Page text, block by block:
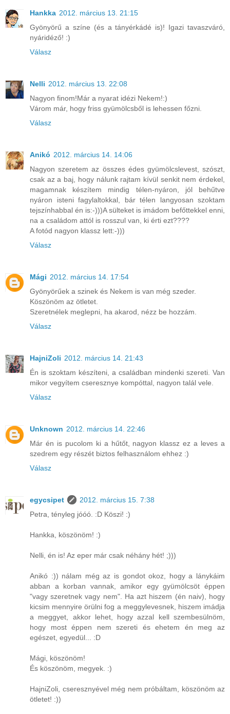
Hankka 2012. március 13. 21:15
Gyönyörű a színe (és a tányérkádé is)! Igazi tavaszváró,
nyáridéző! :)
Válasz
Nelli 2012. március 13. 22:08
Nagyon finom!Már a nyarat idézi Nekem!:)
Várom már, hogy friss gyümölcsből is lehessen főzni.
Válasz
Anikó 2012. március 14. 14:06
Nagyon szeretem az összes édes gyümölcslevest, szószt,
csak az a baj, hogy nálunk rajtam kívül senkit nem érdekel,
magamnak készítem mindig télen-nyáron, jól behűtve
nyáron isteni fagylaltokkal, bár télen langyosan szoktam
tejszínhabbal én is:-)))A sülteket is imádom befőttekkel enni,
na a családom attól is rosszul van, ki érti ezt????
A fotód nagyon klassz lett:-)))
Válasz
Mági 2012. március 14. 17:54
Gyönyörűek a szinek és Nekem is van még szeder.
Köszönöm az ötletet.
Szeretnélek meglepni, ha akarod, nézz be hozzám.
Válasz
HajniZoli 2012. március 14. 21:43
Én is szoktam készíteni, a családban mindenki szereti. Van
mikor vegyítem cseresznye kompóttal, nagyon talál vele.
Válasz
Unknown 2012. március 14. 22:46
Már én is pucolom ki a hűtőt, nagyon klassz ez a leves a
szedrem egy részét biztos felhasználom ehhez :)
Válasz
egycsipet
2012. március 15. 7:38
Petra, tényleg jóóó. :D Köszi! :)
Hankka, köszönöm! :)
Nelli, én is! Az eper már csak néhány hét! ;)))
Anikó :)) nálam még az is gondot okoz, hogy a lánykáim
abban a korban vannak, amikor egy gyümölcsöt éppen
"vagy szeretnek vagy nem". Ha azt hiszem (én naiv), hogy
kicsim mennyire örülni fog a meggylevesnek, hiszem imádja
a meggyet, akkor lehet, hogy azzal kell szembesülnöm,
hogy most éppen nem szereti és ehetem én meg az
egészet, egyedül... :D
Mági, köszönöm!
És köszönöm, megyek. :)
HajniZoli, cseresznyével még nem próbáltam, köszönöm az
ötletet! :))